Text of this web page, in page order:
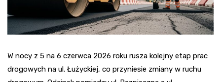
W nocy z 5 na 6 czerwca 2026 roku rusza kolejny etap prac
drogowych na ul. Łużyckiej, co przyniesie zmiany w ruchu